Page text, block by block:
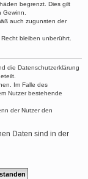
begrenzt. Dies gilt
auch zugunsten der
bleiben unberührt.
die Datenschutzerklärung
Im Falle des
Nutzer bestehende
der Nutzer den
Daten sind in der